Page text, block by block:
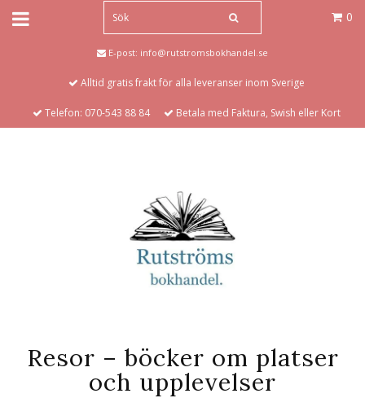
0
E-post: info@rutstromsbokhandel.se
Alltid gratis frakt för alla leveranser inom Sverige
Telefon: 070-543 88 84 Betala med Faktura, Swish eller Kort
Resor – böcker om platser
och upplevelser